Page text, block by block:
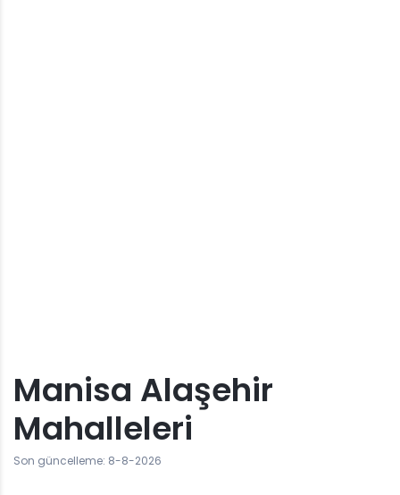
Manisa Alaşehir
Mahalleleri
Son güncelleme: 8-8-2026